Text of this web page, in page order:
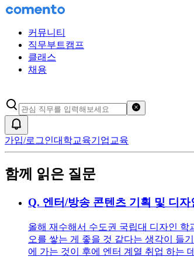
커뮤니티
직무부트캠프
클래스
채용
가입/로그인대학교육기업교육
함께 읽은 질문
Q. 엔터/방송 콘텐츠 기획 및 디자
올해 재수해서 수도권 국립대 디자인
오를 쌓는 게 좋을 것 같다는 생각이 들
에 가는 것이 후에 엔터 계열 취업 하는